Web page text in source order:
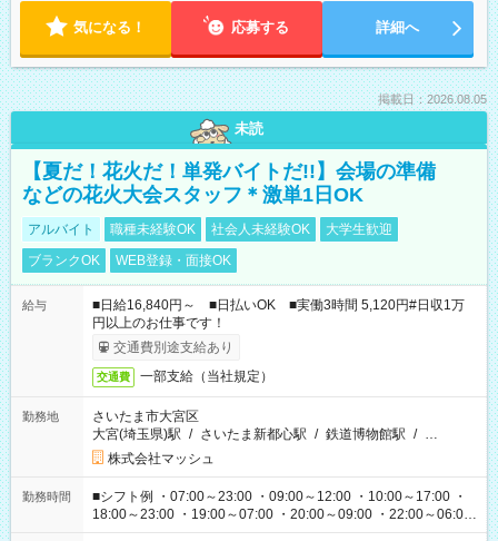
気になる！ 応募する 詳細へ
掲載日：2026.08.05
未読
【夏だ！花火だ！単発バイトだ!!】会場の準備
などの花火大会スタッフ＊激単1日OK
アルバイト 職種未経験OK 社会人未経験OK
大学生歓迎
ブランクOK
WEB登録・面接OK
給与
■日給16,840円～ ■日払いOK ■実働3時間 5,120円#日収1万
円以上のお仕事です！
交通費別途支給あり
交通費 一部支給（当社規定）
勤務地
さいたま市大宮区
大宮(埼玉県)駅 / さいたま新都心駅 / 鉄道博物館駅 / …
株式会社マッシュ
勤務時間
■シフト例 ・07:00～23:00 ・09:00～12:00 ・10:00～17:00 ・
18:00～23:00 ・19:00～07:00 ・20:00～09:00 ・22:00～06:00
etc ★最短3時間で5,120円のお仕事から／15時間で2万円近く稼